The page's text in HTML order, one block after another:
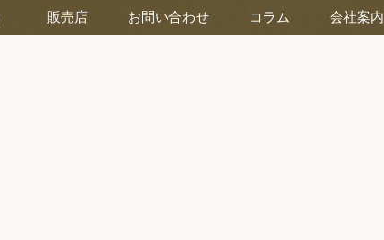
販売店 お問い合わせ コラム 会社案内